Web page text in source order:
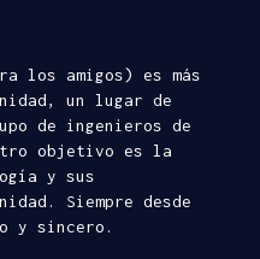
los amigos) es más
un lugar de
de ingenieros de
objetivo es la
y sus
Siempre desde
y sincero.